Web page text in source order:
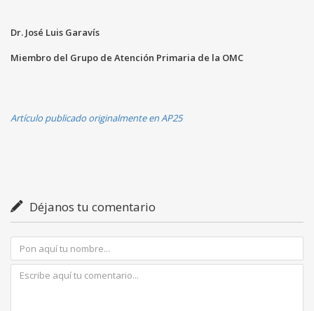
Dr. José Luis Garavís
Miembro del Grupo de Atención Primaria de la OMC
Artículo publicado originalmente en AP25
Déjanos tu comentario